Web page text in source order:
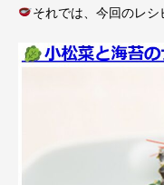
それでは、今回のレシ